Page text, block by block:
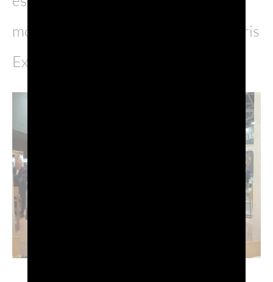
mondo nella vibrante cornice del Paris
Expo Porte de Versailles.